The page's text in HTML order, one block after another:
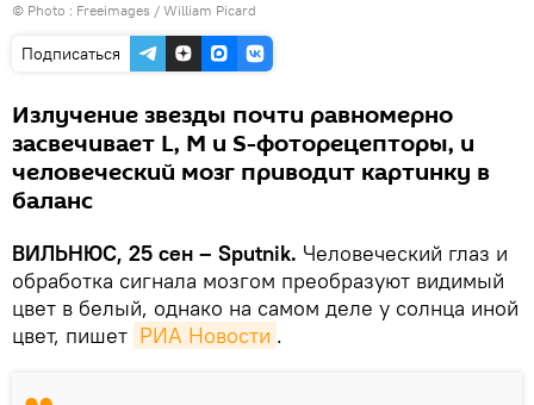
© Photo : Freeimages / William Picard
Подписаться
Излучение звезды почти равномерно
засвечивает L, M и S-фоторецепторы, и
человеческий мозг приводит картинку в
баланс
ВИЛЬНЮС, 25 сен – Sputnik. Человеческий глаз и
обработка сигнала мозгом преобразуют видимый
цвет в белый, однако на самом деле у солнца иной
цвет, пишет РИА Новости .